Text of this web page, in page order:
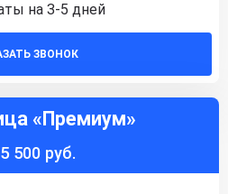
на 3-5 дней
ЗВОНОК
«Премиум»
500 руб.